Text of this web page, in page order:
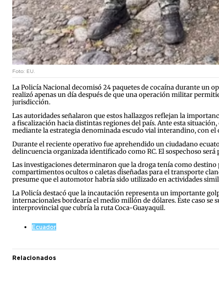
Foto: EU.
La Policía Nacional decomisó 24 paquetes de cocaína durante un
realizó apenas un día después de que una operación militar
jurisdicción.
Las autoridades señalaron que estos hallazgos reflejan la
a fiscalización hacia distintas regiones del país. Ante esta
mediante la estrategia denominada escudo vial interandino, con
Durante el reciente operativo fue aprehendido un ciudadano
delincuencia organizada identificado como RC. El sospechoso
Las investigaciones determinaron que la droga tenía como
compartimentos ocultos o caletas diseñadas para el transporte
presume que el automotor habría sido utilizado en actividades
La Policía destacó que la incautación representa un importante
internacionales bordearía el medio millón de dólares. Este caso se
interprovincial que cubría la ruta Coca-Guayaquil.
Ecuador
Relacionados